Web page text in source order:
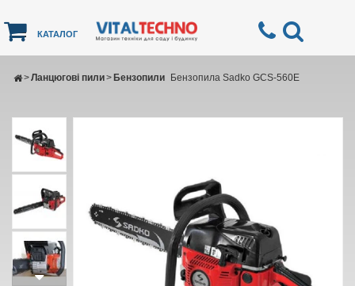
КАТАЛОГ
Ланцюгові пили
> Бензопили
> Бензопила Sadko GCS-560E